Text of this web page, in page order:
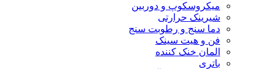
میکروسکوپ و دوربین
شیرینک حرارتی
دما سنج و رطوبت سنج
فن و هیت سینک
المان خنک کننده
باتری